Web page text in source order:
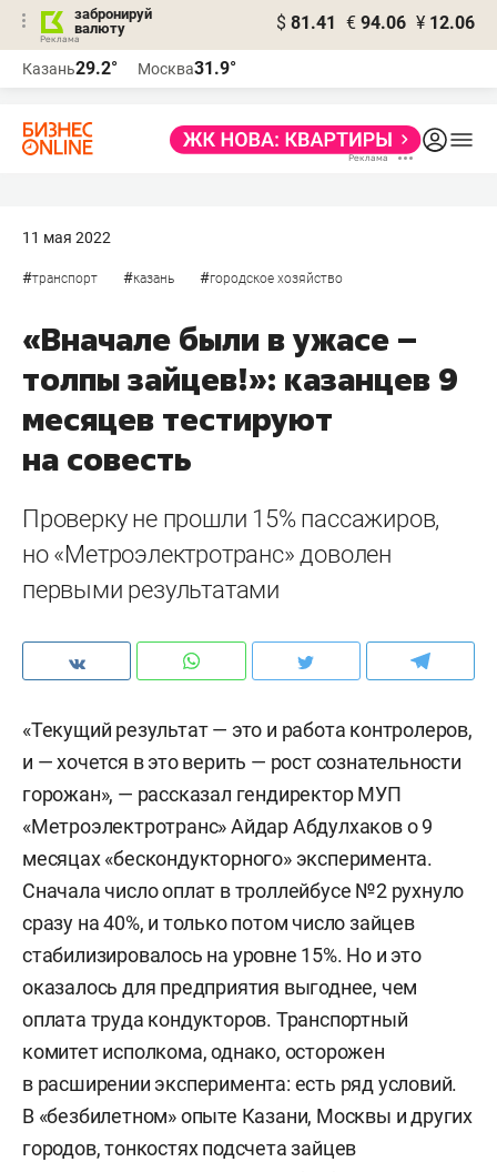
забронируй
валюту
$ 81.41 € 94.06 ¥ 12.06
Казань29.2° Москва31.9°
11 мая 2022
#транспорт #казань #городское хозяйство
«Вначале были в ужасе –
толпы зайцев!»: казанцев 9
месяцев тестируют
на совесть
Проверку не прошли 15% пассажиров,
но «Метроэлектротранс» доволен
первыми результатами
«Текущий результат — это и работа контролеров,
и — хочется в это верить — рост сознательности
горожан», — рассказал гендиректор МУП
«Метроэлектротранс» Айдар Абдулхаков о 9
месяцах «бескондукторного» эксперимента.
Сначала число оплат в троллейбусе №2 рухнуло
сразу на 40%, и только потом число зайцев
стабилизировалось на уровне 15%. Но и это
оказалось для предприятия выгоднее, чем
оплата труда кондукторов. Транспортный
комитет исполкома, однако, осторожен
в расширении эксперимента: есть ряд условий.
В «безбилетном» опыте Казани, Москвы и других
городов, тонкостях подсчета зайцев